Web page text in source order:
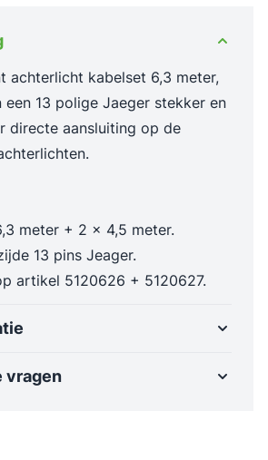
achterlicht kabelset 6,3 meter,
een 13 polige Jaeger stekker en
directe aansluiting op de
meter + 2 x 4,5 meter.
13 pins Jeager.
artikel 5120626 + 5120627.
vragen